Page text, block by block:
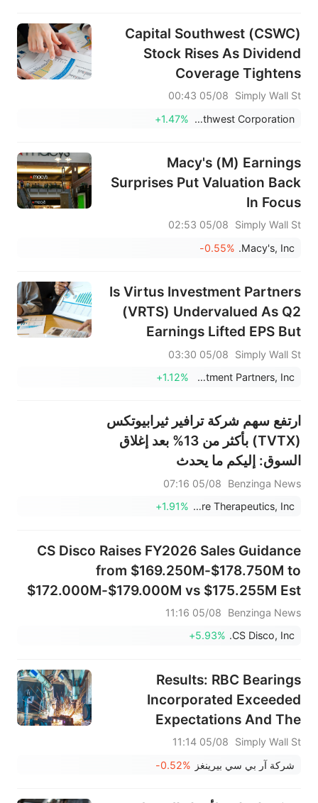
Capital Southwest (CSWC)
Stock Rises As Dividend
Coverage Tightens
Simply Wall St
05/08 00:43
Capital Southwest Corporation
+1.47%
Macy's (M) Earnings
Surprises Put Valuation Back
In Focus
Simply Wall St
05/08 02:53
Macy's, Inc.
-0.55%
Is Virtus Investment Partners
(VRTS) Undervalued As Q2
Earnings Lifted EPS But
Revenue Fell?
Simply Wall St
05/08 03:30
Virtus Investment Partners, Inc.
+1.12%
ارتفع سهم شركة ترافير ثيرابيوتكس
(TVTX) بأكثر من 13% بعد إغلاق
السوق: إليكم ما يحدث
Benzinga News
05/08 07:16
Travere Therapeutics, Inc.
+1.91%
CS Disco Raises FY2026 Sales Guidance
from $169.250M-$178.750M to
$172.000M-$179.000M vs $175.255M Est
Benzinga News
05/08 11:16
CS Disco, Inc.
+5.93%
Results: RBC Bearings
Incorporated Exceeded
Expectations And The
Consensus Has Updated Its
Estimates
Simply Wall St
05/08 11:14
شركة آر بي سي بيرينغز -0.52%